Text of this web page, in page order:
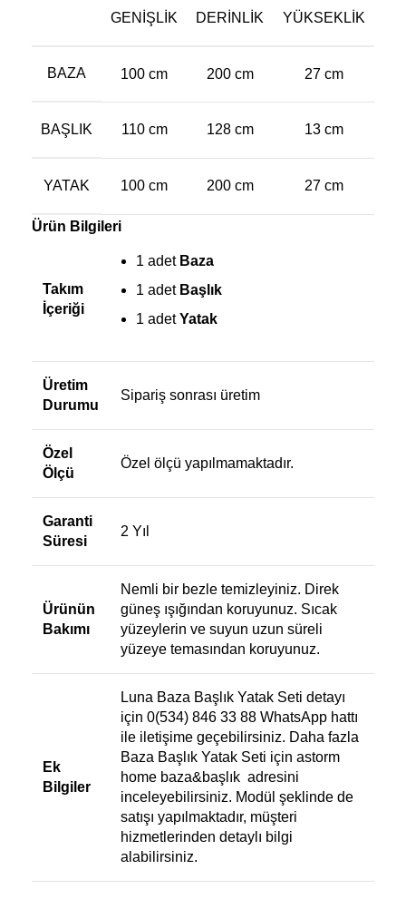
GENIŞLIK DERINLIK YÜKSEKLIK
BAZA 100 cm 200 cm 27 cm
BAŞLIK 110 cm 128 cm 13 cm
YATAK 100 cm 200 cm 27 cm
Ürün Bilgileri
Takım
İçeriği
1 adet Baza
1 adet Başlık
1 adetYatak
Üretim
Durumu
Sipariş sonrası üretim
Özel
Ölçü
Özel ölçü yapılmamaktadır.
Garanti
Süresi
2 Yıl
Ürünün
Bakımı
Nemli bir bezle temizleyiniz. Direk
güneş ışığından koruyunuz. Sıcak
yüzeylerin ve suyun uzun süreli
yüzeye temasından koruyunuz.
Ek
Bilgiler
Luna Baza Başlık Yatak Seti detayı
için 0(534) 846 33 88 WhatsApp hattı
ile iletişime geçebilirsiniz. Daha fazla
Baza Başlık Yatak Seti için astorm
home baza&başlık adresini
inceleyebilirsiniz. Modül şeklinde de
satışı yapılmaktadır, müşteri
hizmetlerinden detaylı bilgi
alabilirsiniz.